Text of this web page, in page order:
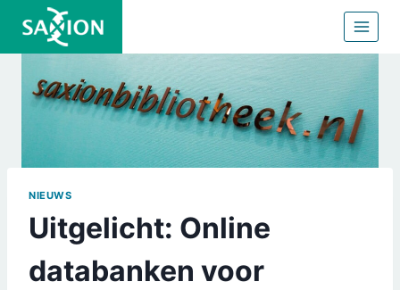
Doorgaan
naar
NIEUWS
Uitgelicht: Online
databanken voor